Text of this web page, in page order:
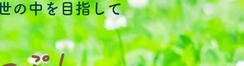
の中を目指して